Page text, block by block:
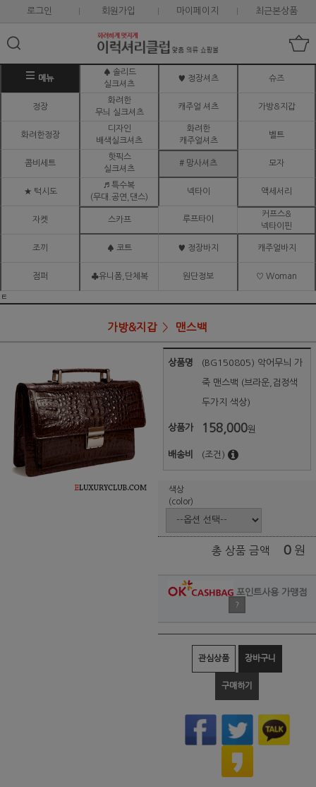
로그인 회원가입 마이페이지 최근본상품
메뉴
♠ 솔리드
실크셔츠
♥ 정장셔츠 슈즈
정장
화려한
무늬 실크셔츠
캐주얼 셔츠 가방&지갑
화려한정장
디자인
배색실크셔츠
화려한
캐주얼셔츠
벨트
콤비세트
핫픽스
실크셔츠
# 망사셔츠 모자
★ 턱시도
♬ 특수복
(무대.공연,댄스)
넥타이 액세서리
자켓 스카프 루프타이
커프스&
넥타이핀
조끼 ♠ 코트 ♥ 정장바지 캐주얼바지
점퍼 ♣유니폼,단체복 원단정보 ♡ Woman
ㅌ
가방&지갑 맨스백
상품명 (BG150805) 악어무늬 가
죽 맨스백 (브라운,검정색
두가지 색상)
상품가 158,000원
배송비 (조건)
색상
(color)
총 상품 금액 0 원
포인트사용 가맹점
?
관심상품 장바구니
구매하기